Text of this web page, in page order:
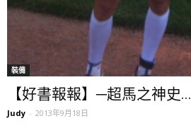
裝備
【好書報報】─超馬之神史...
Judy - 2013年9月18日